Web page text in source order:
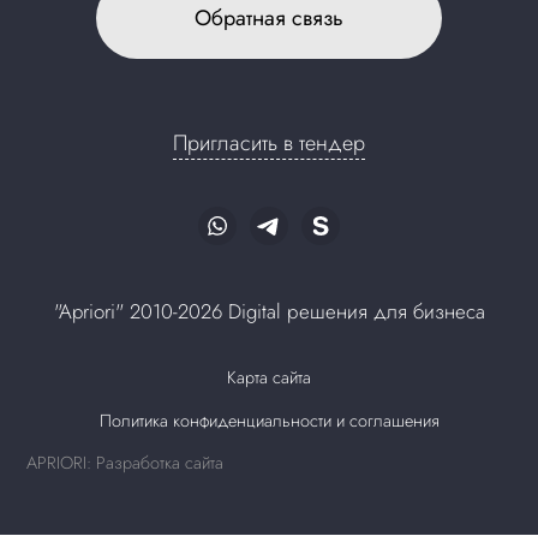
Обратная связь
Пригласить в тендер
"Apriori" 2010-2026 Digital решения для бизнеса
Карта сайта
Политика конфиденциальности и соглашения
APRIORI: Разработка сайта